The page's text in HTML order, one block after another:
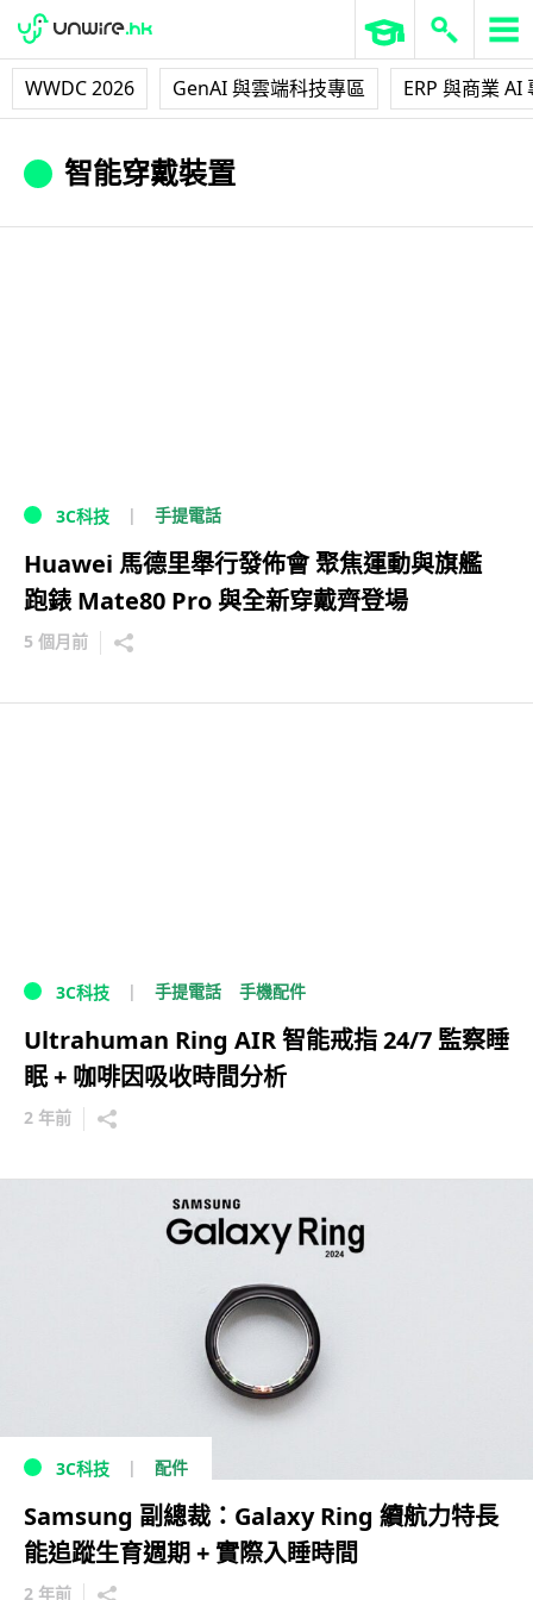
WWDC 2026 GenAI 與雲端科技專區 ERP 與商業 AI
智能穿戴裝置
3C科技 手提電話
Huawei 馬德里舉行發佈會 聚焦運動與旗艦
跑錶 Mate80 Pro 與全新穿戴齊登場
5 個月前
3C科技 手提電話 手機配件
Ultrahuman Ring AIR 智能戒指 24/7 監察睡
眠 + 咖啡因吸收時間分析
2 年前
3C科技 配件
Samsung 副總裁：Galaxy Ring 續航力特長
能追蹤生育週期 + 實際入睡時間
2 年前